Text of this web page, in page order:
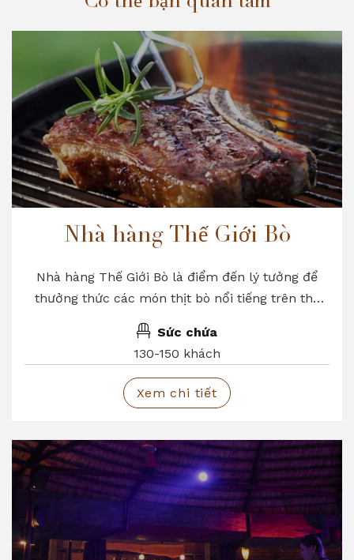
Nhà hàng Thế Giới Bò
Nhà hàng Thế Giới Bò là điểm đến lý tưởng để
thưởng thức các món thịt bò nổi tiếng trên thế
giới như bò Wayu, bò Argentina, bò Úc… với thực
đơn đặc biệt hấp dẫn.
Sức chứa
130-150 khách
Xem chi tiết